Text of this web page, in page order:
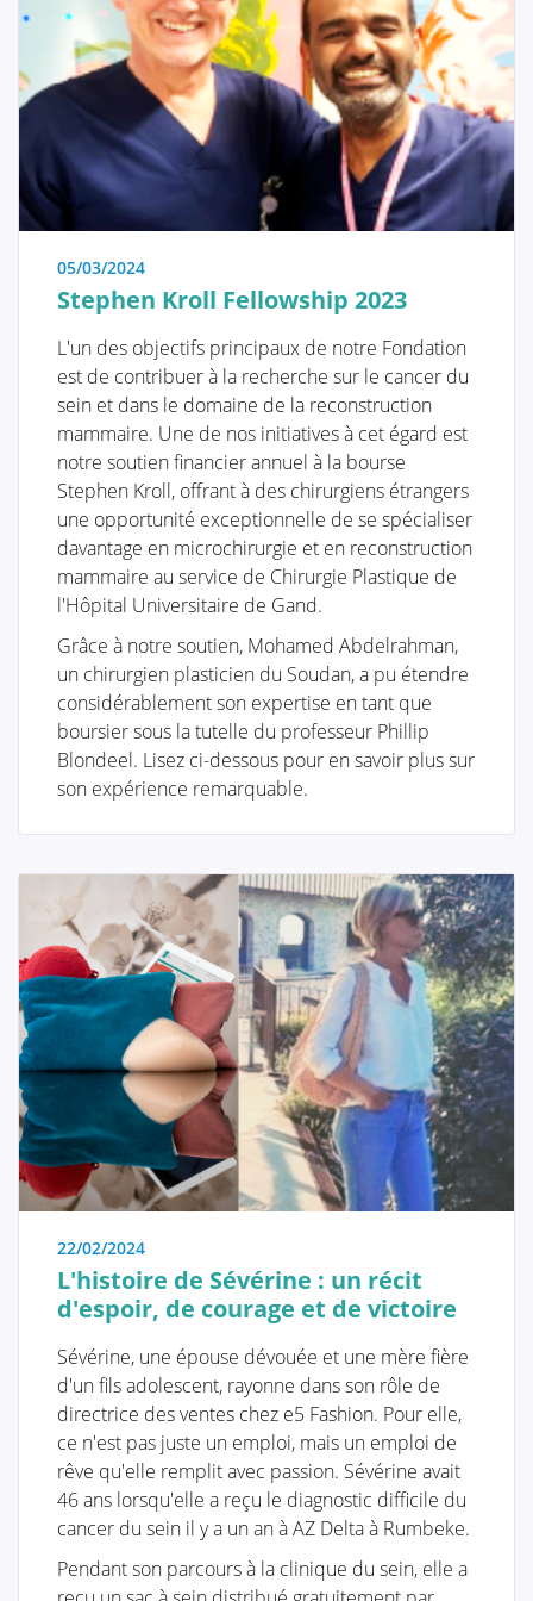
QUALITY OF LIFE
peut être choisie. Il est donc important de
comprendre ces facteurs de risque et génétiques.
Dépistage et prophylaxe
Facteurs Génétiques
L'importance de l'auto-examen et du
dépistage
Diagnostic
J'ai reçu un diagnostic de cancer ... Ce site web est un
portail qui vous aidera, ainsi que vos proches, à
trouver des informations personnelles et des
réponses à vos problèmes.
Ce site devrait fournir des conseils et un soutien aux
patients sur leur chemin vers le rétablissement et une
meilleure qualité de vie.
La partie "Diagnostic" de notre site est organisée en
deux sections principales. Tout d'abord, dans
compréhension de base du sein. Dans la deuxième
partie "Tumeurs et Maladies", nous approfondirons
tout ce qui concerne les affections mammaires.
De plus, nous souhaitons informer les femmes qui se
demandent si elles ont un problème mammaire, mais
ne souhaitent pas consulter immédiatement leur
médecin à ce sujet. Les connaissances et les
informations peuvent souvent offrir une réassurance
immédiate si la femme est capable d'identifier elle-
même le problème et de constater qu'aucun
traitement spécifique n'est nécessaire. D'autre part,
nous essayons également d'informer les femmes qui
ont en effet reçu un diagnostic de problème
mammaire grave, comme une maladie maligne, et qui
souhaitent consulter leur médecin bien préparées.
Anatomie et Physiologie
Tumeurs et maladies
05/03/2024
Stephen Kroll Fellowship 2023
L'un des objectifs principaux de notre Fondation
est de contribuer à la recherche sur le cancer du
sein et dans le domaine de la reconstruction
mammaire. Une de nos initiatives à cet égard est
notre soutien financier annuel à la bourse
Stephen Kroll, offrant à des chirurgiens étrangers
une opportunité exceptionnelle de se spécialiser
davantage en microchirurgie et en reconstruction
mammaire au service de Chirurgie Plastique de
l'Hôpital Universitaire de Gand.
Grâce à notre soutien, Mohamed Abdelrahman,
un chirurgien plasticien du Soudan, a pu étendre
considérablement son expertise en tant que
boursier sous la tutelle du professeur Phillip
Blondeel. Lisez ci-dessous pour en savoir plus sur
son expérience remarquable.
22/02/2024
L'histoire de Sévérine : un récit
d'espoir, de courage et de victoire
Sévérine, une épouse dévouée et une mère fière
d'un fils adolescent, rayonne dans son rôle de
directrice des ventes chez e5 Fashion. Pour elle,
ce n'est pas juste un emploi, mais un emploi de
rêve qu'elle remplit avec passion. Sévérine avait
46 ans lorsqu'elle a reçu le diagnostic difficile du
cancer du sein il y a un an à AZ Delta à Rumbeke.
Pendant son parcours à la clinique du sein, elle a